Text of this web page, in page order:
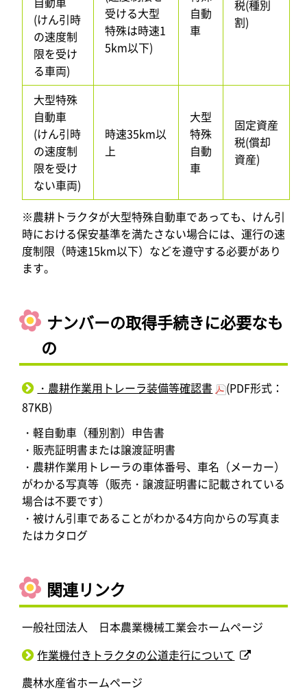
受ける大型
特殊は時速1
5km以下)
自動
車
税(種別
割)
(けん引時
の速度制
限を受け
る車両)
大型特殊
自動車
(けん引時
の速度制
限を受け
ない車両)
時速35km以
上
大型
特殊
自動
車
固定資産
税(償却
資産)
※農耕トラクタが大型特殊自動車であっても、けん引
時における保安基準を満たさない場合には、運行の速
度制限（時速15km以下）などを遵守する必要があり
ます。
ナンバーの取得手続きに必要なも
の
・農耕作業用トレーラ装備等確認書
(PDF形式：
87KB)
・軽自動車（種別割）申告書
・販売証明書または譲渡証明書
・農耕作業用トレーラの車体番号、車名（メーカー）
がわかる写真等（販売・譲渡証明書に記載されている
場合は不要です）
・被けん引車であることがわかる4方向からの写真ま
たはカタログ
関連リンク
一般社団法人 日本農業機械工業会ホームページ
作業機付きトラクタの公道走行について
農林水産省ホームページ